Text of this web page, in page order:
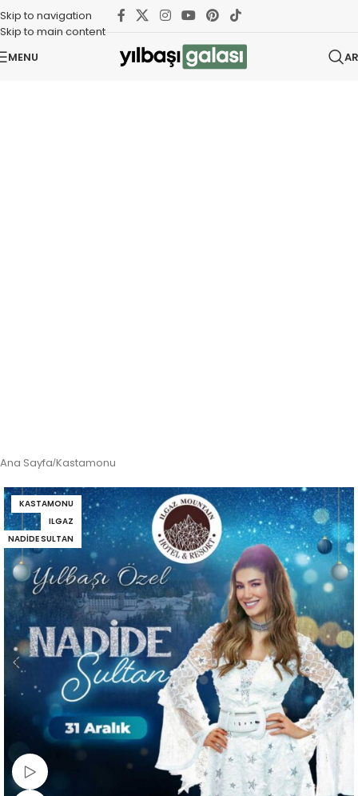
Skip to navigation
Skip to main content
MENU
Ana Sayfa/Kastamonu
KASTAMONU
ILGAZ
NADIDE SULTAN
Video İzle